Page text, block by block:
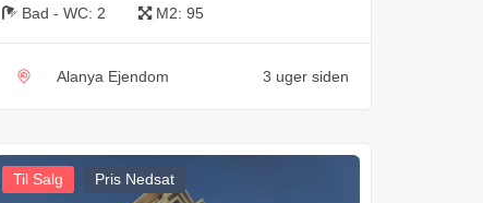
Bad - WC: 2 M2: 95
Alanya Ejendom 3 uger siden
Til Salg Pris Nedsat